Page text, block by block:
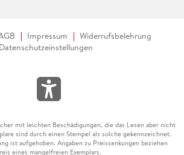
Impressum
Widerrufsbelehrung
Datenschutzeinstellungen
mit leichten Beschädigungen, die das Lesen aber nicht
sind durch einen Stempel als solche gekennzeichnet.
ist aufgehoben. Angaben zu Preissenkungen beziehen
eines mangelfreien Exemplars.